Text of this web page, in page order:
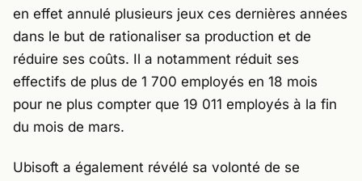
en effet annulé plusieurs jeux ces dernières années
dans le but de rationaliser sa production et de
réduire ses coûts. Il a notamment réduit ses
effectifs de plus de 1 700 employés en 18 mois
pour ne plus compter que 19 011 employés à la fin
du mois de mars.
Ubisoft a également révélé sa volonté de se